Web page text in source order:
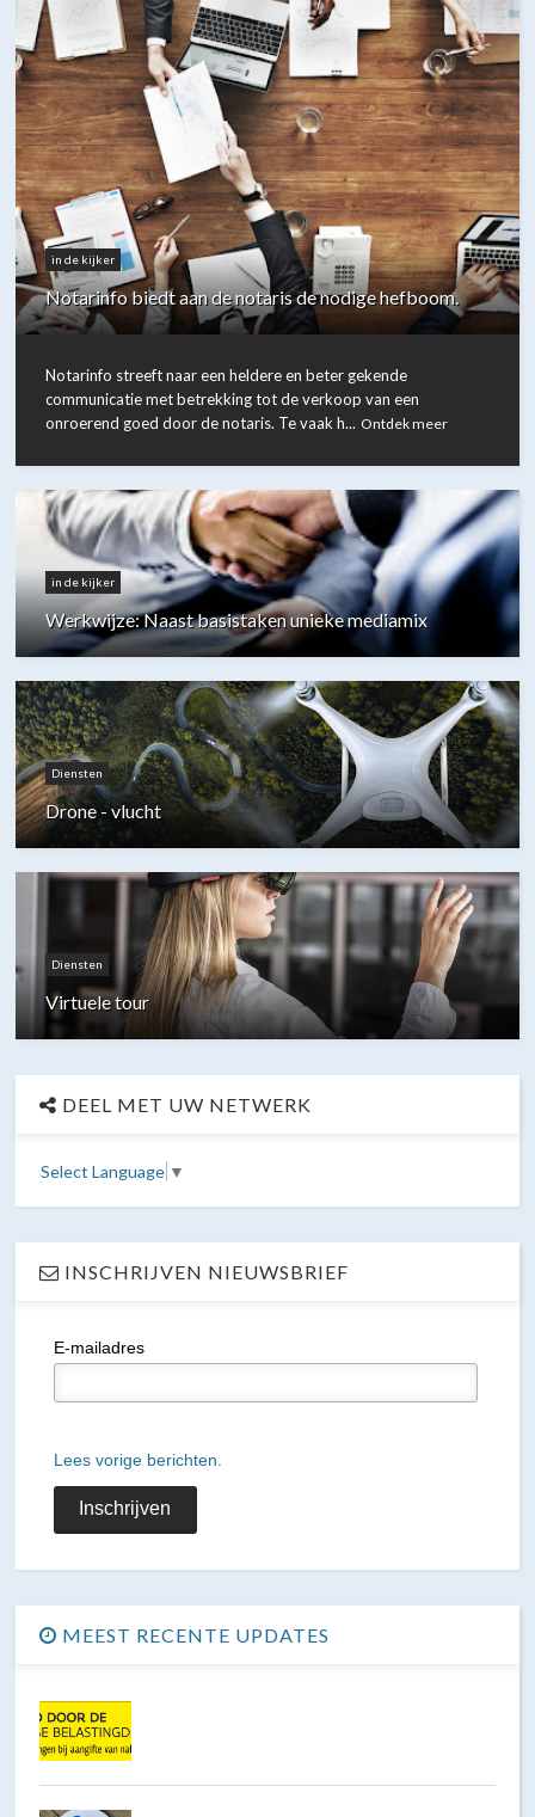
in de kijker
Notarinfo biedt aan de notaris de nodige hefboom.
Notarinfo streeft naar een heldere en beter gekende
communicatie met betrekking tot de verkoop van een
onroerend goed door de notaris. Te vaak h... Ontdek meer
in de kijker
Werkwijze: Naast basistaken unieke mediamix
Diensten
Drone - vlucht
Diensten
Virtuele tour
DEEL MET UW NETWERK
Select Language ▼
INSCHRIJVEN NIEUWSBRIEF
E-mailadres
Lees vorige berichten.
MEEST RECENTE UPDATES